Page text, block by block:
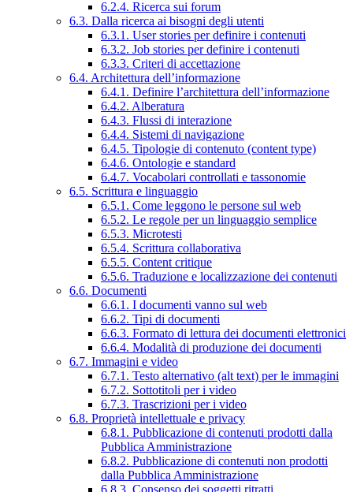
6.2.4. Ricerca sui forum
6.3. Dalla ricerca ai bisogni degli utenti
6.3.1. User stories per definire i contenuti
6.3.2. Job stories per definire i contenuti
6.3.3. Criteri di accettazione
6.4. Architettura dell’informazione
6.4.1. Definire l’architettura dell’informazione
6.4.2. Alberatura
6.4.3. Flussi di interazione
6.4.4. Sistemi di navigazione
6.4.5. Tipologie di contenuto (content type)
6.4.6. Ontologie e standard
6.4.7. Vocabolari controllati e tassonomie
6.5. Scrittura e linguaggio
6.5.1. Come leggono le persone sul web
6.5.2. Le regole per un linguaggio semplice
6.5.3. Microtesti
6.5.4. Scrittura collaborativa
6.5.5. Content critique
6.5.6. Traduzione e localizzazione dei contenuti
6.6. Documenti
6.6.1. I documenti vanno sul web
6.6.2. Tipi di documenti
6.6.3. Formato di lettura dei documenti elettronici
6.6.4. Modalità di produzione dei documenti
6.7. Immagini e video
6.7.1. Testo alternativo (alt text) per le immagini
6.7.2. Sottotitoli per i video
6.7.3. Trascrizioni per i video
6.8. Proprietà intellettuale e privacy
6.8.1. Pubblicazione di contenuti prodotti dalla
Pubblica Amministrazione
6.8.2. Pubblicazione di contenuti non prodotti
dalla Pubblica Amministrazione
6.8.3. Consenso dei soggetti ritratti